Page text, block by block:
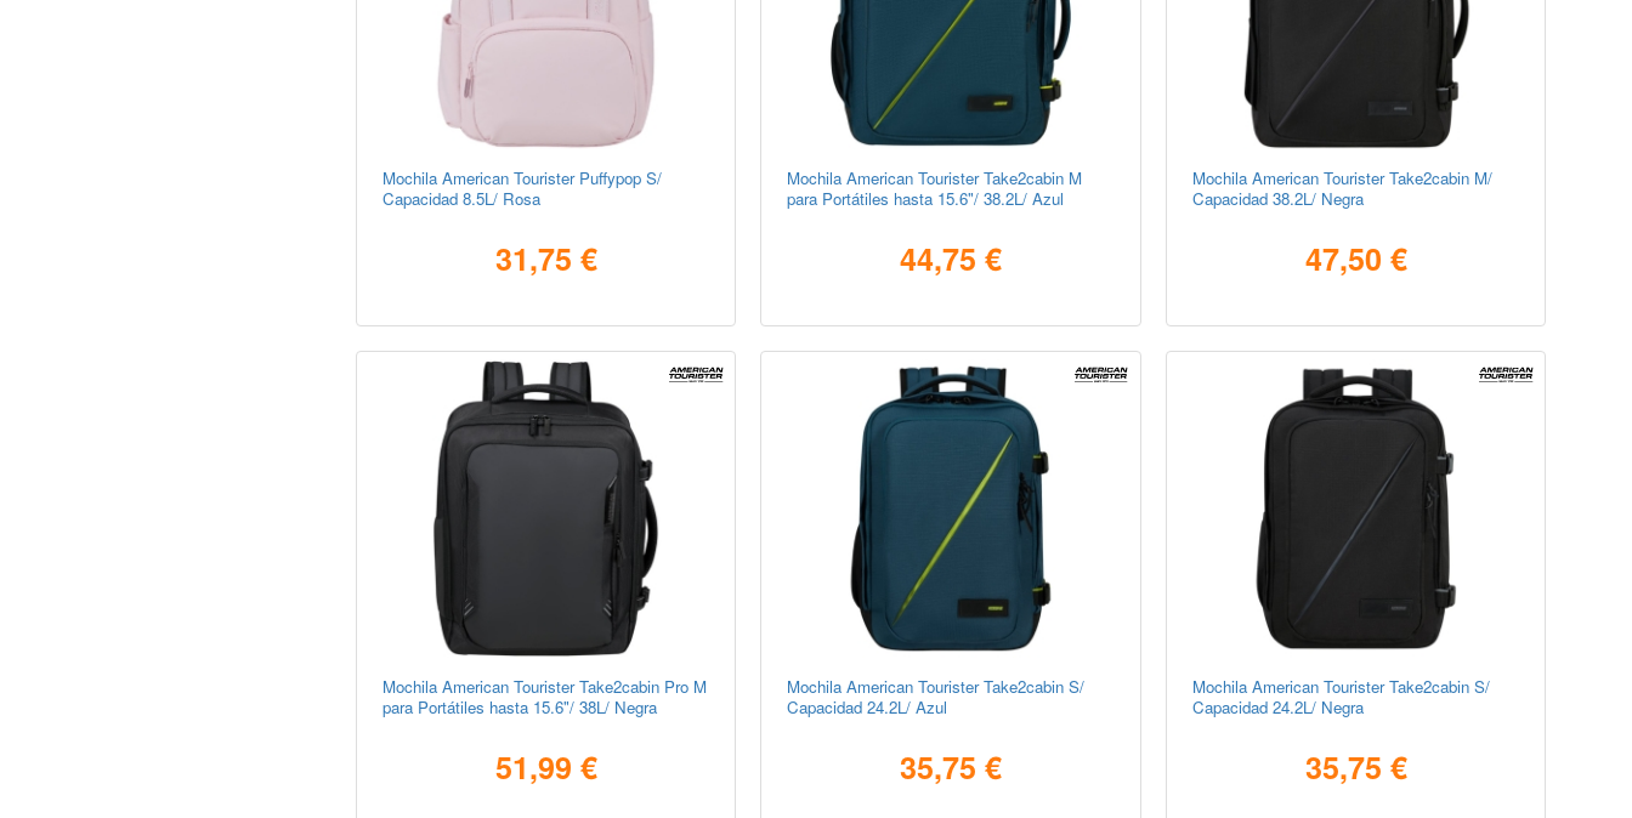
Mochila American Tourister Puffypop S/
Capacidad 8.5L/ Rosa
31,75 €
Mochila American Tourister Take2cabin M
para Portátiles hasta 15.6"/ 38.2L/ Azul
44,75 €
Mochila American Tourister Take2cabin M/
Capacidad 38.2L/ Negra
47,50 €
Mochila American Tourister Take2cabin Pro M
para Portátiles hasta 15.6"/ 38L/ Negra
51,99 €
Mochila American Tourister Take2cabin S/
Capacidad 24.2L/ Azul
35,75 €
Mochila American Tourister Take2cabin S/
Capacidad 24.2L/ Negra
35,75 €